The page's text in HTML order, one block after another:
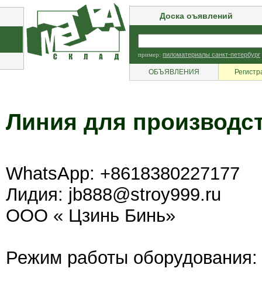
Доска оъявлений
пример: пиломатериалы санкт-петербург
ОБЪЯВЛЕНИЯ
Линия для
WhatsApp: +8618380227177
Лидия: jb888@stroy999.ru
ООО « Цзинь Бинь»
Режим работы оборудования: